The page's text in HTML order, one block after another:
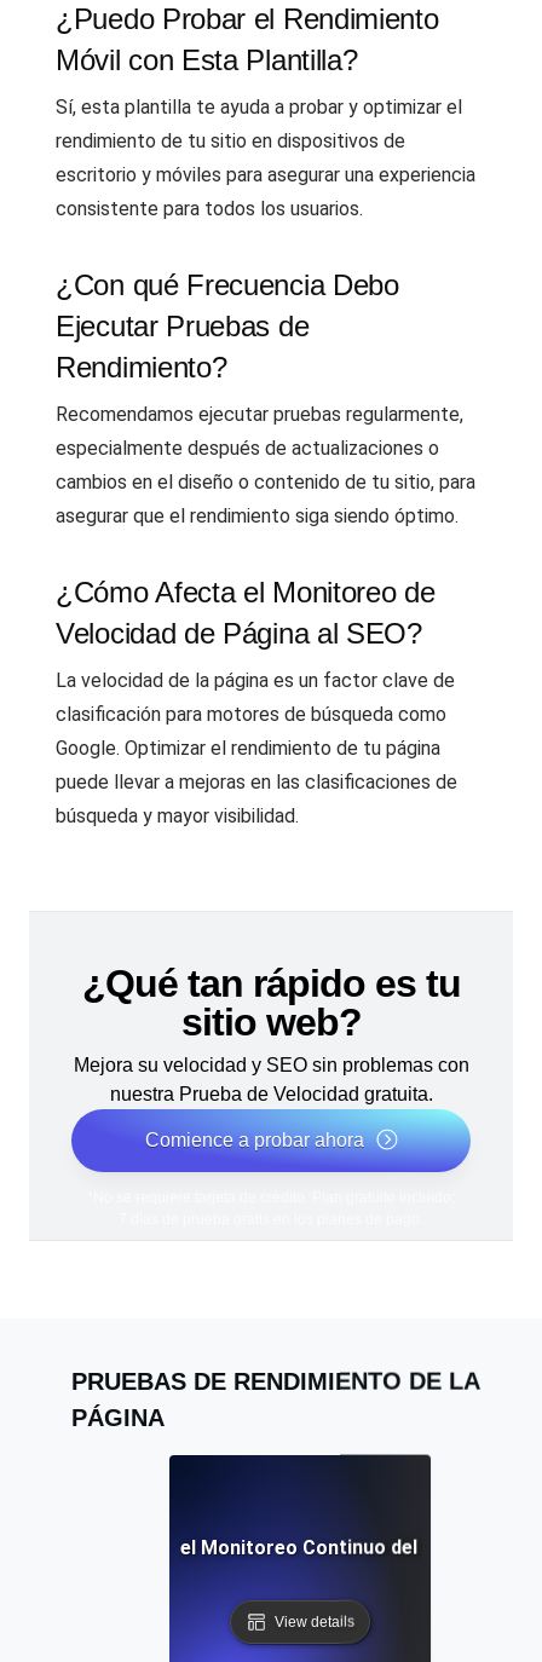
¿Puedo Probar el Rendimiento
Móvil con Esta Plantilla?
Sí, esta plantilla te ayuda a probar y optimizar el
rendimiento de tu sitio en dispositivos de
escritorio y móviles para asegurar una experiencia
consistente para todos los usuarios.
¿Con qué Frecuencia Debo
Ejecutar Pruebas de
Rendimiento?
Recomendamos ejecutar pruebas regularmente,
especialmente después de actualizaciones o
cambios en el diseño o contenido de tu sitio, para
asegurar que el rendimiento siga siendo óptimo.
¿Cómo Afecta el Monitoreo de
Velocidad de Página al SEO?
La velocidad de la página es un factor clave de
clasificación para motores de búsqueda como
Google. Optimizar el rendimiento de tu página
puede llevar a mejoras en las clasificaciones de
búsqueda y mayor visibilidad.
¿Qué tan rápido es tu
sitio web?
Mejora su velocidad y SEO sin problemas con
nuestra Prueba de Velocidad gratuita.
Comience a probar ahora
PRUEBAS DE RENDIMIENTO DE LA
PÁGINA
Prácticas para el Monitoreo Continuo del Rendimiento
View details